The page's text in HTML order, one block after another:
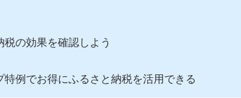
の効果を確認しよう
例でお得にふるさと納税を活用できる